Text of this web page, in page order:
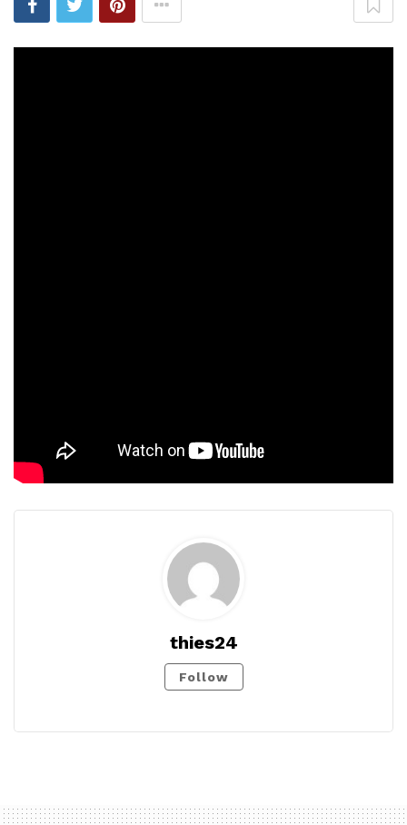
thies24
Follow